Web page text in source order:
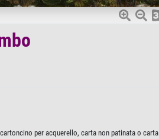
per acquerello, carta non patinata o carta